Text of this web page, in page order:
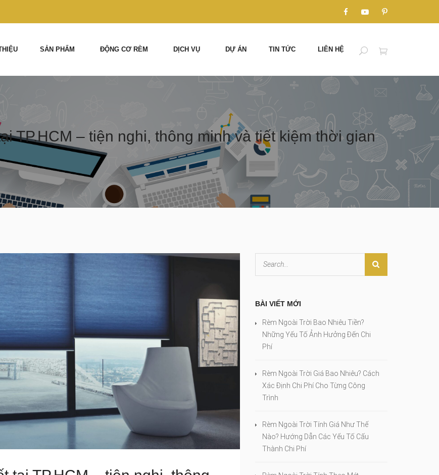
SẢN PHẨM ĐỘNG CƠ RÈM DỊCH VỤ DỰ ÁN TIN TỨC LIÊN HỆ
TP.HCM – tiện nghi, thông minh và tiết kiệm thời gian
BÀI VIẾT MỚI
Rèm Ngoài Trời Bao Nhiêu Tiền?
Những Yếu Tố Ảnh Hưởng Đến Chi
Phí
Rèm Ngoài Trời Giá Bao Nhiêu? Cách
Xác Định Chi Phí Cho Từng Công
Trình
Rèm Ngoài Trời Tính Giá Như Thế
Nào? Hướng Dẫn Các Yếu Tố Cấu
Thành Chi Phí